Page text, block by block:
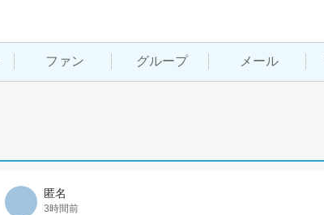
ファン グループ メール
匿名
3時間前